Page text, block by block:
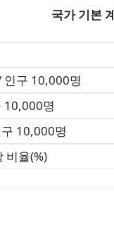
국가 기본
인구 10,000명
10,000명
10,000명
비율(%)